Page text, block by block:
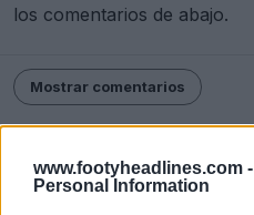
www.footyheadlines.com -
Personal Information
los comentarios de abajo.
Mostrar comentarios
Compartir